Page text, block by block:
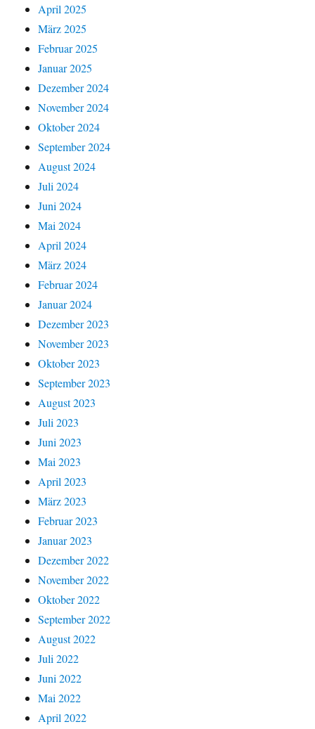
April 2025
März 2025
Februar 2025
Januar 2025
Dezember 2024
November 2024
Oktober 2024
September 2024
August 2024
Juli 2024
Juni 2024
Mai 2024
April 2024
März 2024
Februar 2024
Januar 2024
Dezember 2023
November 2023
Oktober 2023
September 2023
August 2023
Juli 2023
Juni 2023
Mai 2023
April 2023
März 2023
Februar 2023
Januar 2023
Dezember 2022
November 2022
Oktober 2022
September 2022
August 2022
Juli 2022
Juni 2022
Mai 2022
April 2022